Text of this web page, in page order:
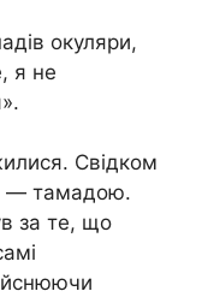
окуляри,
я не
Свідком
— тамадою.
за те, що